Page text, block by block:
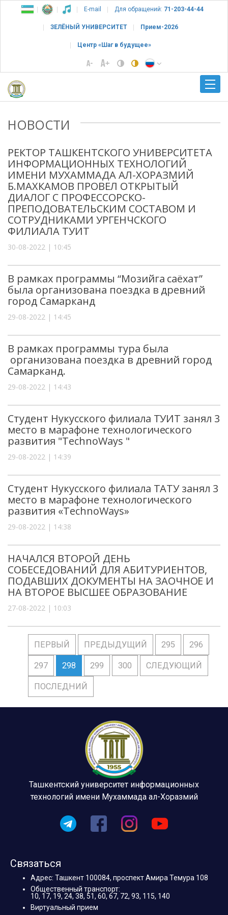
E-mail Для обращений: 71-203-44-44
ЗЕЛЁНЫЙ УНИВЕРСИТЕТ Прием-2026
Центр «Шаг в будущее»
НОВОСТИ
РЕКТОР ТАШКЕНТСКОГО УНИВЕРСИТЕТА
ИНФОРМАЦИОННЫХ ТЕХНОЛОГИЙ
ИМЕНИ МУХАММАДА АЛ-ХОРАЗМИЙ
Б.МАХКАМОВ ПРОВЕЛ ОТКРЫТЫЙ
ДИАЛОГ С ПРОФЕССОРСКО-
ПРЕПОДОВАТЕЛЬСКИМ СОСТАВОМ И
СОТРУДНИКАМИ УРГЕНЧСКОГО
ФИЛИАЛА ТУИТ
30-08-2022 | 10:45
В рамках программы “Мозийга саёхат”
была организована поездка в древний
город Самарканд
29-08-2022 | 14:45
В рамках программы тура была
организована поездка в древний город
Самарканд.
29-08-2022 | 14:43
Студент Нукусского филиала ТУИТ занял 3
место в марафоне технологического
развития "TechnoWays "
29-08-2022 | 14:39
Студент Нукусского филиала ТАТУ занял 3
место в марафоне технологического
развития «TechnoWays»
29-08-2022 | 14:38
НАЧАЛСЯ ВТОРОЙ ДЕНЬ
СОБЕСЕДОВАНИЙ ДЛЯ АБИТУРИЕНТОВ,
ПОДАВШИХ ДОКУМЕНТЫ НА ЗАОЧНОЕ И
НА ВТОРОЕ ВЫСШЕЕ ОБРАЗОВАНИЕ
27-08-2022 | 10:03
ПЕРВЫЙ ПРЕДЫДУЩИЙ 295 296
297 298 299 300 СЛЕДУЮЩИЙ
ПОСЛЕДНИЙ
Ташкентский университет информационных
технологий имени Мухаммада ал-Хоразмий
Связаться
Адрес: Ташкент 100084, проспект Амира Темура 108
Общественный транспорт:
10, 17, 19, 24, 38, 51, 60, 67, 72, 93, 115, 140
Виртуальный прием